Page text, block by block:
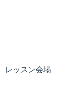
レッスン会場